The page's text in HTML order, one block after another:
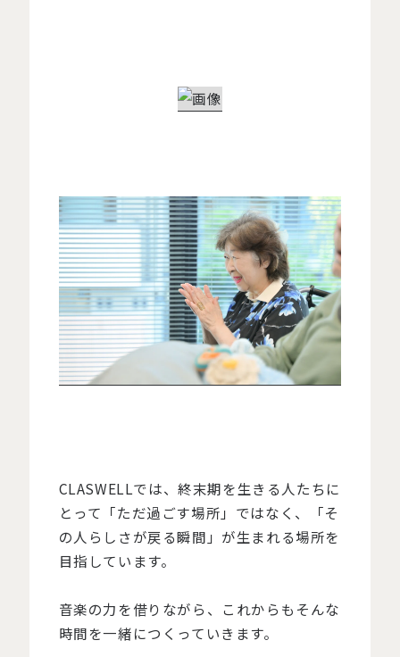
CLASWELLでは、終末期を生きる人たちに
とって「ただ過ごす場所」ではなく、「そ
の人らしさが戻る瞬間」が生まれる場所を
目指しています。
音楽の力を借りながら、これからもそんな
時間を一緒につくっていきます。